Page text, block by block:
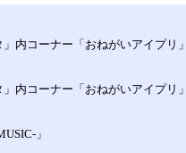
内コーナー「おねがいアイプリ
内コーナー「おねがいアイプリ
」